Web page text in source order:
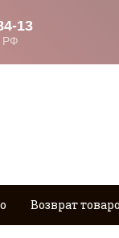
Возврат